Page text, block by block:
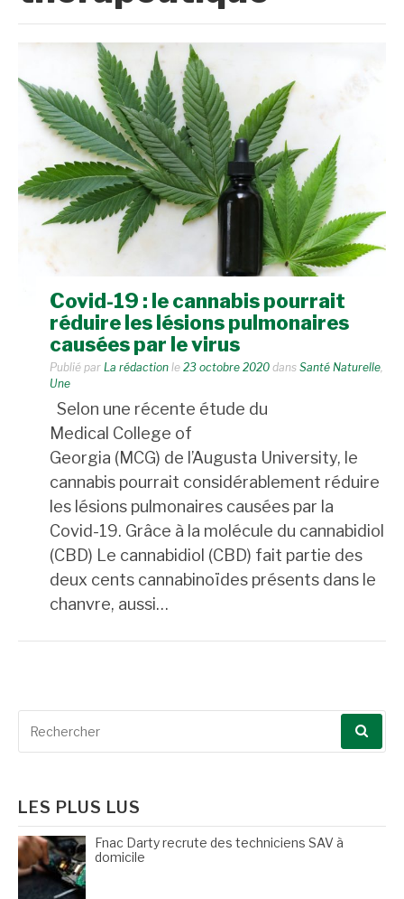
Covid-19 : le cannabis pourrait
réduire les lésions pulmonaires
causées par le virus
Publié par La rédaction le 23 octobre 2020 dans Santé Naturelle
Une
Selon une récente étude du
Medical College of
Georgia (MCG) de l’Augusta University, le
cannabis pourrait considérablement réduire
les lésions pulmonaires causées par la
Covid-19. Grâce à la molécule du cannabidiol
(CBD) Le cannabidiol (CBD) fait partie des
deux cents cannabinoïdes présents dans le
chanvre, aussi…
LES PLUS LUS
Fnac Darty recrute des techniciens SAV à
domicile